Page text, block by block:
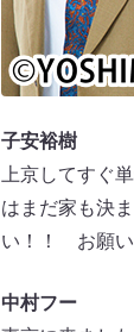
子安裕樹
上京してすぐ
はまだ家も決
い！！ お願
中村フー